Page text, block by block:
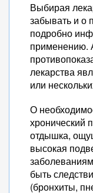
Выбирая
забывать и о
подробно
применению.
лекарства
или
О
хронический
отдышка,
высокая
быть
(бронхиты,